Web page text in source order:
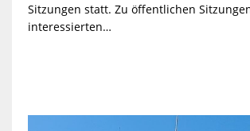
Sitzungen statt. Zu öffentlichen
interessierten…